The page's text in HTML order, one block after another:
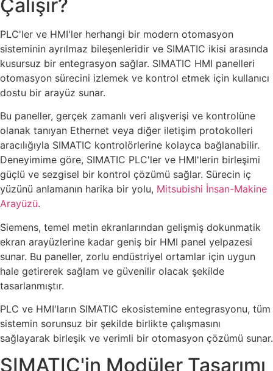
Çalışır?
PLC'ler ve HMI'ler herhangi bir modern otomasyon
sisteminin ayrılmaz bileşenleridir ve SIMATIC ikisi arasında
kusursuz bir entegrasyon sağlar. SIMATIC HMI panelleri
otomasyon sürecini izlemek ve kontrol etmek için kullanıcı
dostu bir arayüz sunar.
Bu paneller, gerçek zamanlı veri alışverişi ve kontrolüne
olanak tanıyan Ethernet veya diğer iletişim protokolleri
aracılığıyla SIMATIC kontrolörlerine kolayca bağlanabilir.
Deneyimime göre, SIMATIC PLC'ler ve HMI'lerin birleşimi
güçlü ve sezgisel bir kontrol çözümü sağlar. Sürecin iç
yüzünü anlamanın harika bir yolu, Mitsubishi İnsan-Makine
Arayüzü.
Siemens, temel metin ekranlarından gelişmiş dokunmatik
ekran arayüzlerine kadar geniş bir HMI panel yelpazesi
sunar. Bu paneller, zorlu endüstriyel ortamlar için uygun
hale getirerek sağlam ve güvenilir olacak şekilde
tasarlanmıştır.
PLC ve HMI'ların SIMATIC ekosistemine entegrasyonu, tüm
sistemin sorunsuz bir şekilde birlikte çalışmasını
sağlayarak birleşik ve verimli bir otomasyon çözümü sunar.
SIMATIC'in Modüler Tasarımı